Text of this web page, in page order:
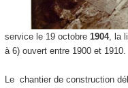
service le 19 octobre 1904, la
à 6) ouvert entre 1900 et 1910.
Le chantier de construction